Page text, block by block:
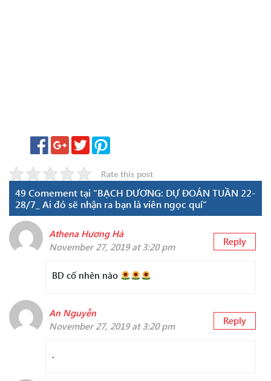
Rate this post
49 Comement tại “BẠCH DƯƠNG: DỰ ĐOÁN TUẦN 22-
28/7_ Ai đó sẽ nhận ra bạn là viên ngọc quí”
Athena Hương Hà
November 27, 2019 at 3:20 pm
Reply
BD cố nhên nào
An Nguyễn
November 27, 2019 at 3:20 pm
Reply
.